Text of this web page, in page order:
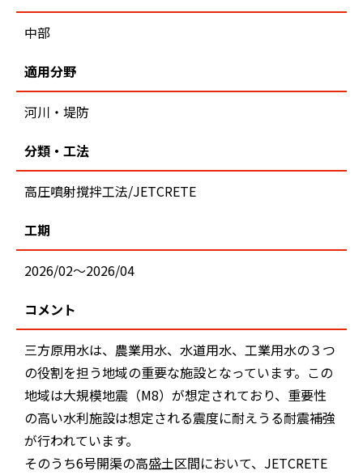
中部
適用分野
河川・堤防
分類・工法
高圧噴射撹拌工法/JETCRETE
工期
2026/02～2026/04
コメント
三方原用水は、農業用水、水道用水、工業用水の３つ
の役割を担う地域の重要な施設となっています。この
地域は大規模地震（M8）が想定されており、重要性
の高い水利施設は想定される震度に耐えうる耐震補強
が行われています。
そのうち6号開渠の高盛土区間において、JETCRETE